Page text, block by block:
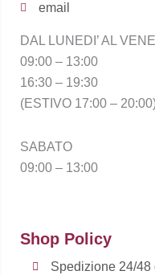
email
DAL LUNEDI’ AL
09:00 – 13:00
16:30 – 19:30
(ESTIVO 17:00 –
SABATO
09:00 – 13:00
Shop Policy
Spedizione 24/48